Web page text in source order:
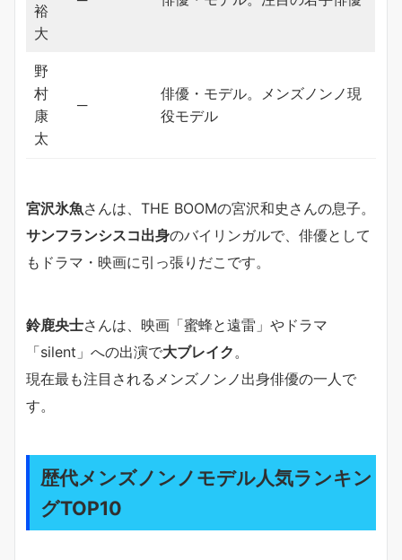
裕
大
野
村
康
太
─
俳優・モデル。メンズノンノ現
役モデル
宮沢氷魚さんは、THE BOOMの宮沢和史さんの息子。
サンフランシスコ出身のバイリンガルで、俳優として
もドラマ・映画に引っ張りだこです。
鈴鹿央士さんは、映画「蜜蜂と遠雷」やドラマ
「silent」への出演で大ブレイク 。
現在最も注目されるメンズノンノ出身俳優の一人で
す。
歴代メンズノンノモデル人気ランキン
グTOP10